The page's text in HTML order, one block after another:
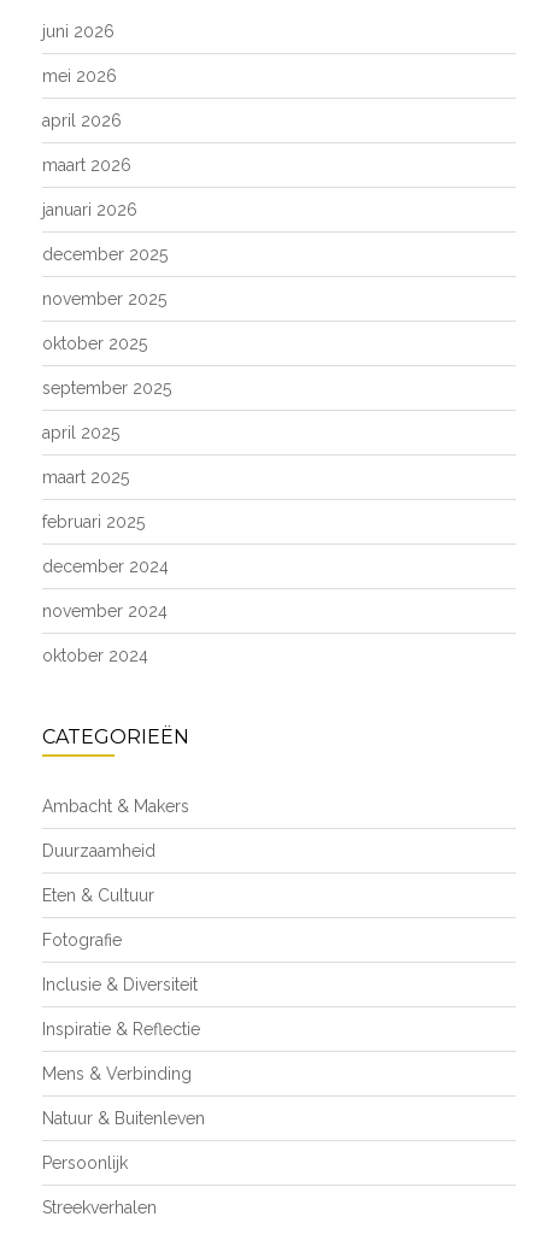
juni 2026
mei 2026
april 2026
maart 2026
januari 2026
december 2025
november 2025
oktober 2025
september 2025
april 2025
maart 2025
februari 2025
december 2024
november 2024
oktober 2024
CATEGORIEËN
Ambacht & Makers
Duurzaamheid
Eten & Cultuur
Fotografie
Inclusie & Diversiteit
Inspiratie & Reflectie
Mens & Verbinding
Natuur & Buitenleven
Persoonlijk
Streekverhalen